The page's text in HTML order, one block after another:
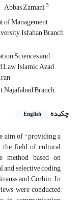
Abbas Zamani3
of Management,
Isfahan Branch
Sciences and
Law, Islamic Azad
Najafabad Branch,
چکیده
English
aim of "providing a
the field of cultural
method based on
selective coding
and Corbin. In
were conducted